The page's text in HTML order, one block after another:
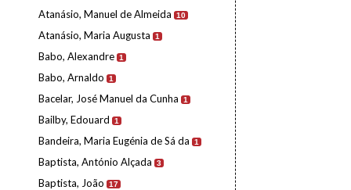
Atanásio, Manuel de Almeida 10
Atanásio, Maria Augusta 1
Babo, Alexandre 1
Babo, Arnaldo 1
Bacelar, José Manuel da Cunha 1
Bailby, Edouard 1
Bandeira, Maria Eugénia de Sá da 1
Baptista, António Alçada 3
Baptista, João 17